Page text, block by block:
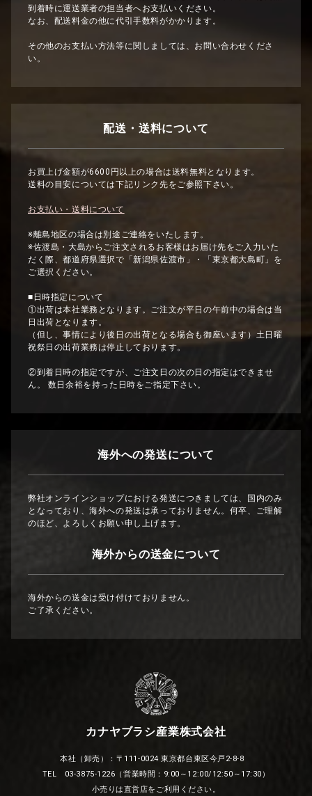
到着時に運送業者の担当者へお支払いください。
なお、配送料金の他に代引手数料がかかります。
その他のお支払い方法等に関しましては、お問い合わせくださ
い。
配送・送料について
お買上げ金額が6600円以上の場合は送料無料となります。
送料の目安については下記リンク先をご参照下さい。
お支払い・送料について
※離島地区の場合は別途ご連絡をいたします。
※佐渡島・大島からご注文されるお客様はお届け先をご入力いた
だく際、都道府県選択で「新潟県佐渡市」・「東京都大島町」を
ご選択ください。
■日時指定について
①出荷は本社業務となります。ご注文が平日の午前中の場合は当
日出荷となります。
（但し、事情により後日の出荷となる場合も御座います）土日曜
祝祭日の出荷業務は停止しております。
②到着日時の指定ですが、ご注文日の次の日の指定はできませ
ん。 数日余裕を持った日時をご指定下さい。
海外への発送について
弊社オンラインショップにおける発送につきましては、国内のみ
となっており、海外への発送は承っておりません。何卒、ご理解
のほど、よろしくお願い申し上げます。
海外からの送金について
海外からの送金は受け付けておりません。
ご了承ください。
カナヤブラシ産業株式会社
本社（卸売）：〒111-0024 東京都台東区今戸2-8-8
TEL 03-3875-1226（営業時間：9:00～12:00/12:50～17:30）
小売りは直営店をご利用ください。